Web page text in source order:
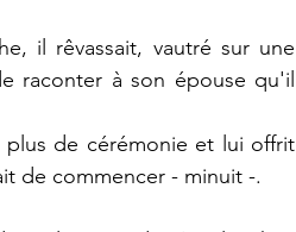
il rêvassait, vautré sur une
raconter à son épouse qu'il
plus de cérémonie et lui offrit
de commencer - minuit -.